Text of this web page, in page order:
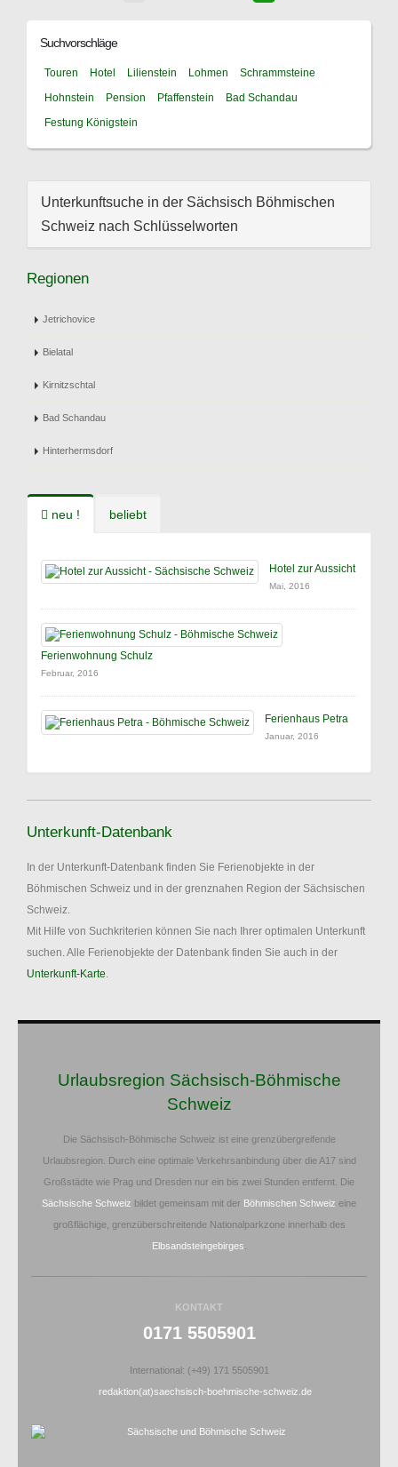
Suchvorschläge
Touren Hotel Lilienstein Lohmen
Schrammsteine
Hohnstein
Pension Pfaffenstein
Bad Schandau
Festung Königstein
Unterkunftsuche in der Sächsisch Böhmischen
Schweiz nach Schlüsselworten
Regionen
Jetrichovice
Bielatal
Kirnitzschtal
Bad Schandau
Hinterhermsdorf
neu ! beliebt
Hotel zur Aussicht
Mai, 2016
Ferienwohnung Schulz
Februar, 2016
Ferienhaus Petra
Januar, 2016
Unterkunft-Datenbank
In der Unterkunft-Datenbank finden Sie Ferienobjekte in der
Böhmischen Schweiz und in der grenznahen Region der Sächsischen
Schweiz.
Mit Hilfe von Suchkriterien können Sie nach Ihrer optimalen Unterkunft
suchen. Alle Ferienobjekte der Datenbank finden Sie auch in der
Unterkunft-Karte.
Urlaubsregion Sächsisch-Böhmische
Schweiz
Die Sächsisch-Böhmische Schweiz ist eine grenzübergreifende
Urlaubsregion. Durch eine optimale Verkehrsanbindung über die A17 sind
Großstädte wie Prag und Dresden nur ein bis zwei Stunden entfernt. Die
Sächsische Schweiz bildet gemeinsam mit der Böhmischen Schweiz eine
großflächige, grenzüberschreitende Nationalparkzone innerhalb des
Elbsandsteingebirges
KONTAKT
0171 5505901
International: (+49) 171 5505901
redaktion(at)saechsisch-boehmische-schweiz.de